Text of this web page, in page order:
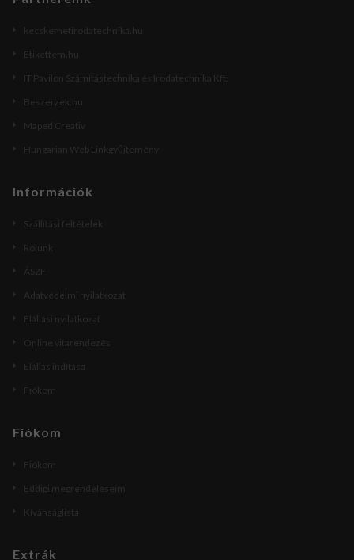
kecskemetirodatechnika.hu
Etikettem.hu
IT Pavilon Számítástechnika és Irodatechnika Kft.
Beszerzek.hu
Maped Creativ
Hungarian Web Linkgyűjtemény
Információk
Szállítási feltételek
Rólunk
ÁSZF
Adatvédelmi nyilatkozat
Elállási nyilatkozat
Online vitarendezés
Elállás indítása
Fiókom
Fiókom
Fiókom
Eddigi megrendeléseim
Kívánságlista
Extrák